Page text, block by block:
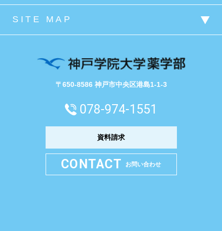
〒650-8586 神戸市中央区港島1-1-3
078-974-1551
資料請求
CONTACT お問い合わせ